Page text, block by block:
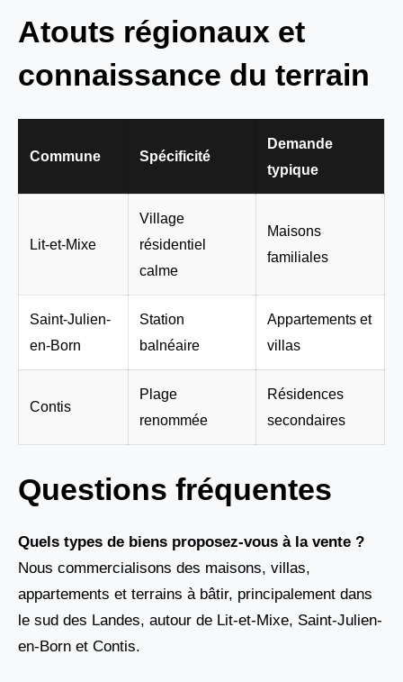
Atouts régionaux et
connaissance du terrain
Commune Spécificité
Demande
typique
Lit-et-Mixe
Village
résidentiel
calme
Maisons
familiales
Saint-Julien-
en-Born
Station
balnéaire
Appartements et
villas
Contis
Plage
renommée
Résidences
secondaires
Questions fréquentes
Quels types de biens proposez-vous à la vente ?
Nous commercialisons des maisons, villas,
appartements et terrains à bâtir, principalement dans
le sud des Landes, autour de Lit-et-Mixe, Saint-Julien-
en-Born et Contis.